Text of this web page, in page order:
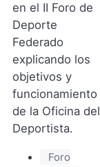
en el II Foro de
Deporte
Federado
explicando los
objetivos y
funcionamiento
de la Oficina del
Deportista.
Foro